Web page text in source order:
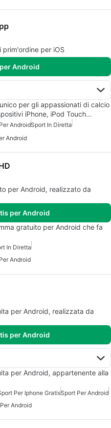
per iOS
Android
per gli appassionati di calcio
iPhone, iPod Touch…
AndroidSport In Diretta
Android
per Android, realizzato da
per Android
gratuito per Android che fa
In Diretta
Android
per Android, realizzata da
per Android
per Android, appartenente alla
Per Iphone GratisSport Per Android
Android